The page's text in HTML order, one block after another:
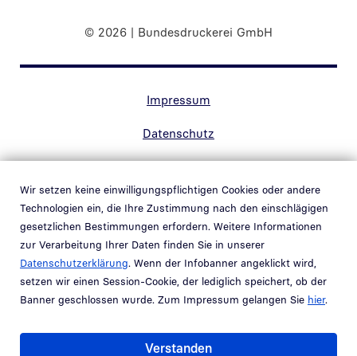
Wir setzen keine einwilligungspflichtigen Cookies oder andere
Technologien ein, die Ihre Zustimmung nach den einschlägigen
gesetzlichen Bestimmungen erfordern. Weitere Informationen
zur Verarbeitung Ihrer Daten finden Sie in unserer
Datenschutzerklärung. Wenn der Infobanner angeklickt wird,
setzen wir einen Session-Cookie, der lediglich speichert, ob der
Banner geschlossen wurde. Zum Impressum gelangen Sie hier.
Verstanden
© 2026 | Bundesdruckerei GmbH
Impressum
Datenschutz
Barrierefreiheit
Hinweisgebersystem
Link in neuem Fenster öffnen
Schwachstellenmeldung